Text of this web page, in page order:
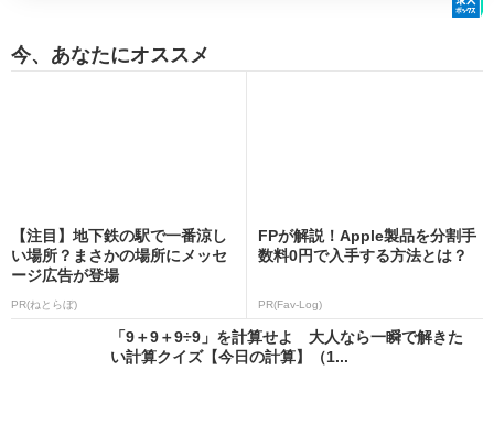
今、あなたにオススメ
【注目】地下鉄の駅で一番涼し
い場所？まさかの場所にメッセ
ージ広告が登場
PR(ねとらぼ)
FPが解説！Apple製品を分割手
数料0円で入手する方法とは？
PR(Fav-Log)
「9＋9＋9÷9」を計算せよ 大人なら一瞬で解きた
い計算クイズ【今日の計算】（1...